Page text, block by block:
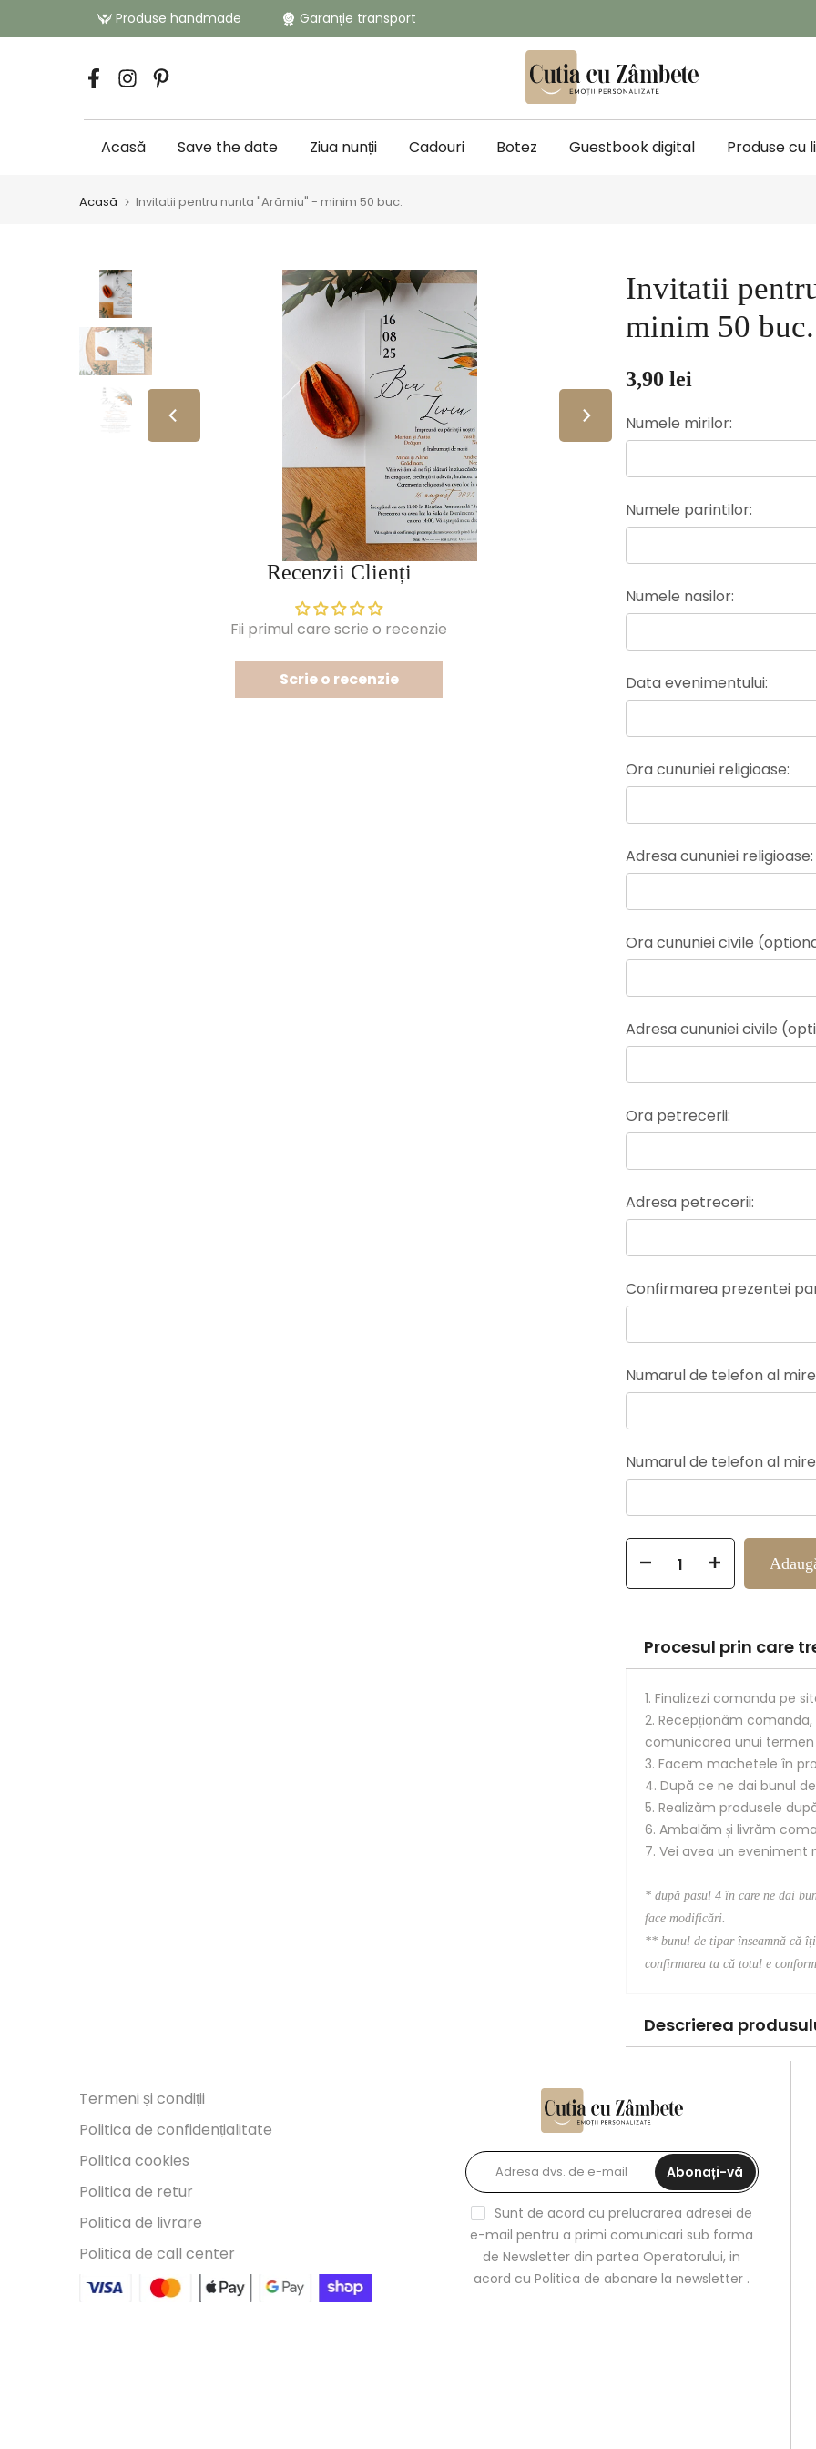
la
Produse handmade Garanție transport
Acasă Save the date Ziua nunții Cadouri Botez Guestbook digital Produse cu
Acasă Invitatii pentru nunta "Arămiu" - minim 50 buc.
Recenzii Clienți
Fii primul care scrie o recenzie
Scrie o recenzie
Invitatii
minim 50 buc.
3,90 lei
Numele mirilor:
Numele parintilor:
Numele nasilor:
Data evenimentului:
Ora cununiei religioase:
Adresa cununiei religioase:
Ora cununiei civile
Adresa cununiei civile
Ora petrecerii:
Adresa petrecerii:
Confirmarea prezentei
Numarul de telefon al
Numarul de telefon al
Selection will add to the
Procesul prin care
1. Finalizezi comanda pe
2. Recepționăm
comunicarea unui termen
3. Facem machetele în
4. După ce ne dai bunul
5. Realizăm produsele
6. Ambalăm și livrăm
7. Vei avea un
* după pasul 4 în care ne dai
face modificări.
** bunul de tipar înseamnă că
confirmarea ta că totul e
Descrierea
Termeni și condiții
Politica de confidențialitate
Politica cookies
Politica de retur
Politica de livrare
Politica de call center
Abonați-vă
Sunt de acord cu prelucrarea adresei de
e-mail pentru a primi comunicari sub forma
de Newsletter din partea Operatorului, in
acord cuPolitica de abonare la newsletter .